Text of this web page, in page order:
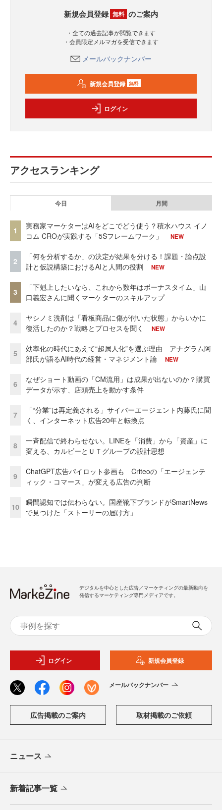
新規会員登録 無料 のご案内
・全ての過去記事が閲覧できます
・会員限定メルマガを受信できます
メールバックナンバー
新規会員登録 無料
ログイン
アクセスランキング
今日 月間
1
実務家マーケターはAIをどこでどう使う？積水ハウス イノ
コム CROが実践する「5Sフレームワーク」
NEW
2
「何を分析するか」の決定が結果を分ける！課題・論点設
計と仮説構築におけるAIと人間の役割
NEW
3
「下剋上したいなら、これから数年はボーナスタイム」山
口義宏さんに聞くマーケターのスキルアップ
4
ヤシノミ洗剤は「看板商品に傷が付いた状態」からいかに
復活したのか？戦略とプロセスを聞く
NEW
5
効率化の時代にあえて“超属人化”を選ぶ理由 アナグラム阿
部氏が語るAI時代の経営・マネジメント論
NEW
6
なぜショート動画の「CM流用」は成果が出ないのか？購買
データが示す、店頭売上を動かす条件
7
「“分業”は再定義される」サイバーエージェント内藤氏に聞
く、インターネット広告20年と転換点
8
一斉配信で終わらせない。LINEを「消費」から「資産」に
変える、カルビーとＵＴグループの設計思想
9
ChatGPT広告パイロット参画も Criteoの「エージェンテ
ィック・コマース」が変える広告の判断
10
瞬間認知では伝わらない。国産靴下ブランドがSmartNews
で見つけた「ストーリーの届け方」
デジタルを中心とした広告／マーケティングの最新動向を
発信するマーケティング専門メディアです。
ログイン 新規会員登録
メールバックナンバー
広告掲載のご案内 取材掲載のご依頼
ニュース
新着記事一覧